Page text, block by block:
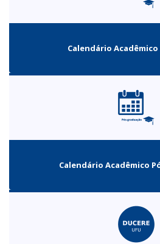
Calendário
Calendário Acadêmico